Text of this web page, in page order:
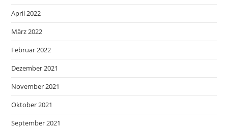
April 2022
März 2022
Februar 2022
Dezember 2021
November 2021
Oktober 2021
September 2021